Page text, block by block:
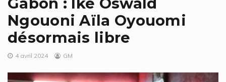
Ngouoni Aïla Oyouomi
désormais libre
4 avril 2024 GM